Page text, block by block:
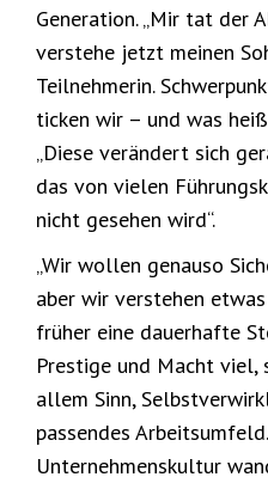
Generation. „Mir tat der
verstehe jetzt meinen
Teilnehmerin.
ticken wir – und was
„Diese verändert sich
das von vielen
nicht gesehen wird“.
„Wir wollen genauso
aber wir verstehen
früher eine dauerhafte
Prestige und Macht viel,
allem Sinn,
passendes
Unternehmenskultur